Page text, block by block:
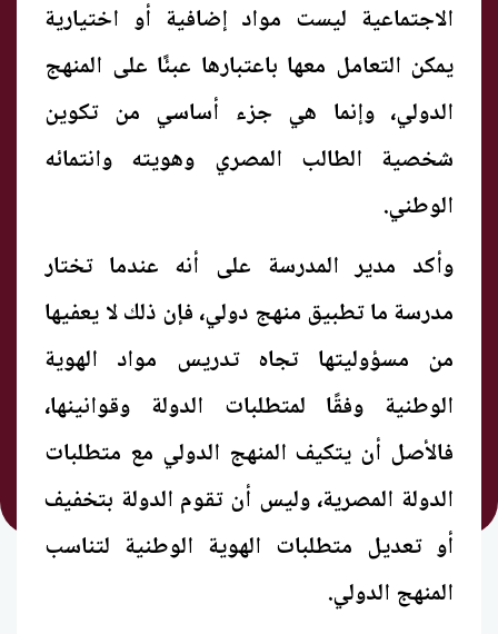
الاجتماعية ليست مواد إضافية أو اختيارية
يمكن التعامل معها باعتبارها عبئًا على المنهج
الدولي، وإنما هي جزء أساسي من تكوين
شخصية الطالب المصري وهويته وانتمائه
الوطني.
وأكد مدير المدرسة على أنه عندما تختار
مدرسة ما تطبيق منهج دولي، فإن ذلك لا يعفيها
من مسؤوليتها تجاه تدريس مواد الهوية
الوطنية وفقًا لمتطلبات الدولة وقوانينها،
فالأصل أن يتكيف المنهج الدولي مع متطلبات
الدولة المصرية، وليس أن تقوم الدولة بتخفيف
أو تعديل متطلبات الهوية الوطنية لتناسب
المنهج الدولي.